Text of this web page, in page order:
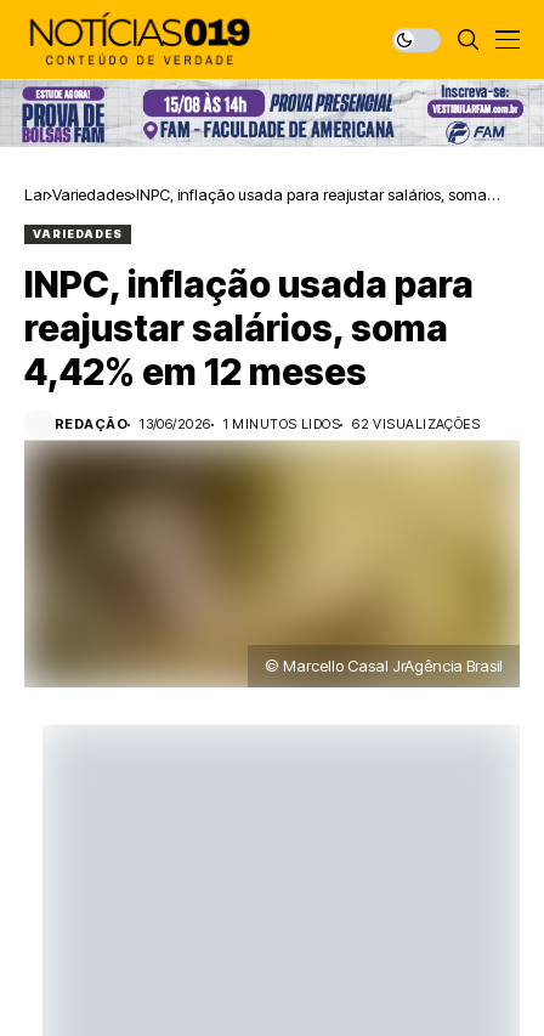
Lar Variedades INPC, inflação usada para reajustar salários, soma
VARIEDADES
INPC, inflação usada para
reajustar salários, soma
4,42% em 12 meses
REDAÇÃO 13/06/2026 1 MINUTOS LIDOS 62 VISUALIZAÇÕES
© Marcello Casal JrAgência Brasil